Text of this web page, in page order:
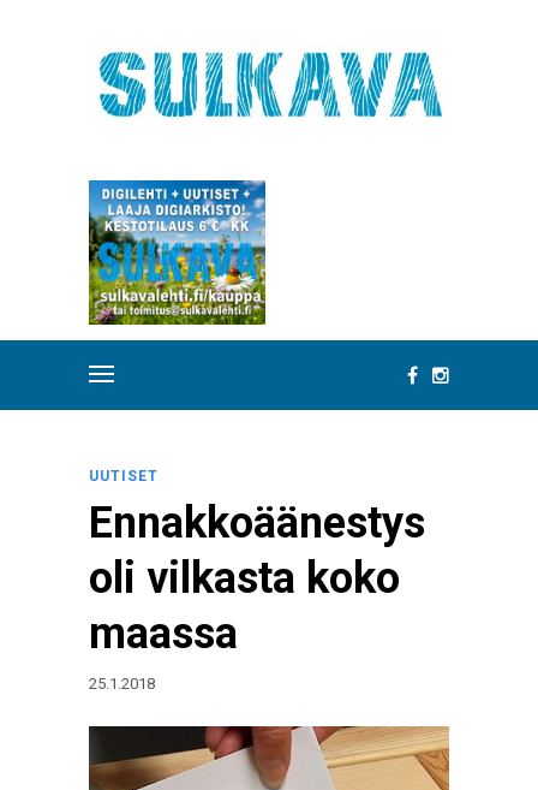
UUTISET
Ennakkoäänestys
oli vilkasta koko
maassa
25.1.2018